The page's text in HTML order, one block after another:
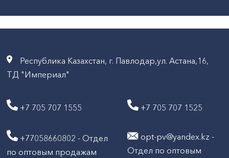
Республика Казахстан, г. Павлодар,ул. Астана,16,
ТД "Империал"
+7 705 707 1555 +7 705 707 1525
+77058660802 - Отдел
по оптовым продажам
opt-pv@yandex.kz -
Отдел по оптовым